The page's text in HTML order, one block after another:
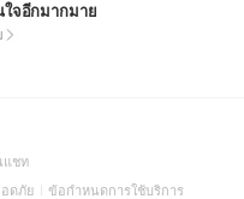
จอีกมากมาย
แชท(Open
in
ดภัย(Open
ข้อกำหนดการใช้บริการ(Open